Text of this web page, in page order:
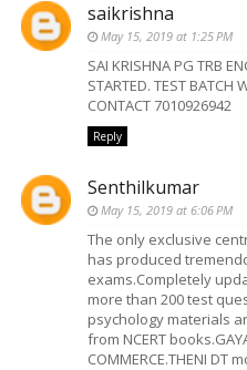
saikrishna
May 15, 2019 at 1:25 PM
SAI KRISHNA PG TRB
STARTED. TEST BATCH
CONTACT 7010926942
Reply
Senthilkumar
May 15, 2019 at 6:06 PM
The only exclusive
has produced
exams.Completely
more than 200 test
psychology materials
from NCERT
COMMERCE.THENI DT